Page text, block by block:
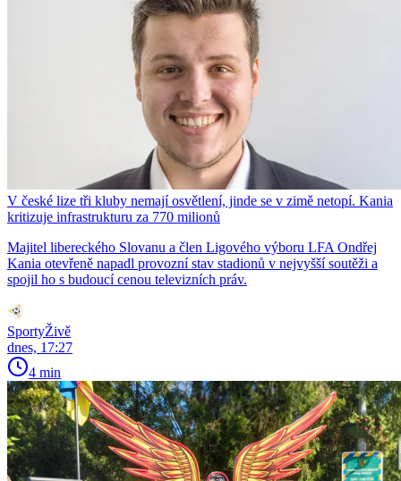
V české lize tři kluby nemají osvětlení, jinde se v zimě netopí. Kania
kritizuje infrastrukturu za 770 milionů
Majitel libereckého Slovanu a člen Ligového výboru LFA Ondřej
Kania otevřeně napadl provozní stav stadionů v nejvyšší soutěži a
spojil ho s budoucí cenou televizních práv.
SportyŽivě
dnes, 17:27
4 min